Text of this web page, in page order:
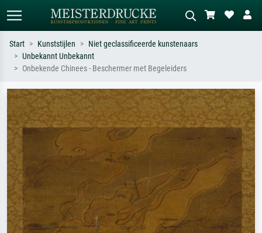
Standaard zoeken AI-beeldzoeker
Monet, Sterrennacht, impressionisme,
Hokusai-golf, naakt.
weide, abstract met veel rood, donker
olieverfschilderij, staand naakt naast
een boom.
Start Kunststijlen
Niet geclassificeerde kunstenaars
Unbekannt Unbekannt
Onbekende Chinees - Beschermer met Begeleiders